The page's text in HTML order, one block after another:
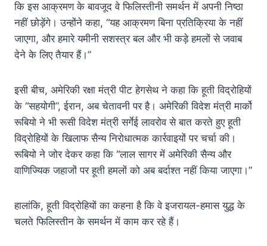
कि इस आक्रमण के बावजूद वे फिलिस्तीनी समर्थन में अपनी निष्ठा
नहीं छोड़ेंगे। उन्होंने कहा, “यह आक्रमण बिना प्रतिक्रिया के नहीं
जाएगा, और हमारे यमीनी सशस्त्र बल और भी कड़े हमलों से जवाब
देने के लिए तैयार हैं।”
इसी बीच, अमेरिकी रक्षा मंत्री पीट हेगसेथ ने कहा कि हूती विद्रोहियों
के “सहयोगी”, ईरान, अब चेतावनी पर है। अमेरिकी विदेश मंत्री मार्को
रूबियो ने भी रूसी विदेश मंत्री सर्गेई लावरोव से बात करते हुए हूती
विद्रोहियों के खिलाफ सैन्य निरोधात्मक कार्रवाइयों पर चर्चा की।
रूबियो ने जोर देकर कहा कि “लाल सागर में अमेरिकी सैन्य और
वाणिज्यिक जहाजों पर हूती हमलों को अब बर्दाश्त नहीं किया जाएगा।”
हालांकि, हूती विद्रोहियों का कहना है कि वे इजरायल-हमास युद्ध के
चलते फिलिस्तीन के समर्थन में काम कर रहे हैं।